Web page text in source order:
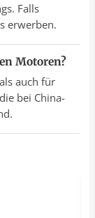
Falls
erwerben.
Motoren?
auch für
bei China-